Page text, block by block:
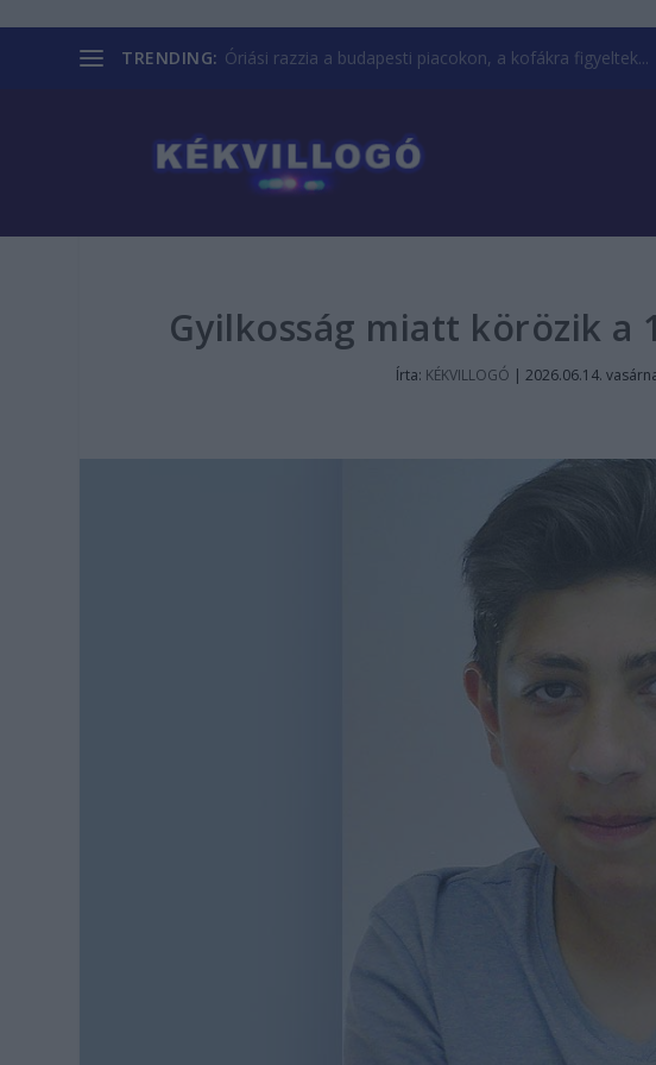
TRENDING: Óriási razzia a budapesti piacokon, a kofákra figyeltek...
Gyilkosság miatt körözik a
Írta: KÉKVILLOGÓ |2026.06.14.